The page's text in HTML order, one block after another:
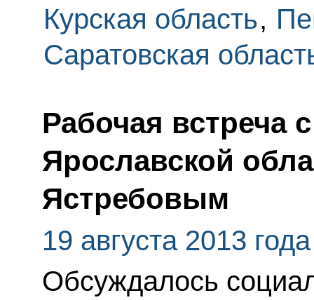
Курская область,
Саратовская
Рабочая встреча
Ярославской
Ястребовым
19 августа 2013 года
Обсуждалось